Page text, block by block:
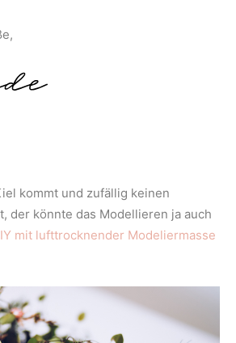
kommt und zufällig keinen
der könnte das Modellieren ja auch
mit lufttrocknender Modeliermasse